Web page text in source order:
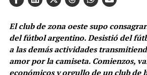
El club de zona oeste supo
del fútbol argentino. Desistió del
a las demás actividades
amor por la camiseta. Comienzos,
económicos y orgullo de un club de